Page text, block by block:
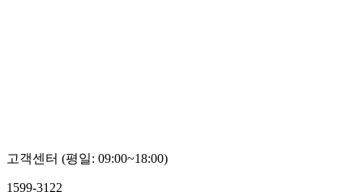
고객센터 (평일: 09:00~18:00)
1599-3122